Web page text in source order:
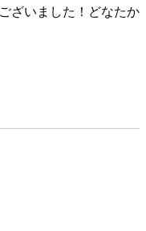
ざいました！どなたか